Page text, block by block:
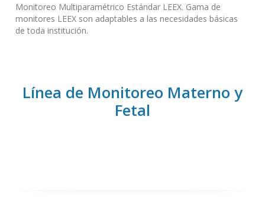
Monitoreo Multiparamétrico Estándar LEEX. Gama de
monitores LEEX son adaptables a las necesidades básicas
de toda institución.
Línea de Monitoreo Materno y
Fetal